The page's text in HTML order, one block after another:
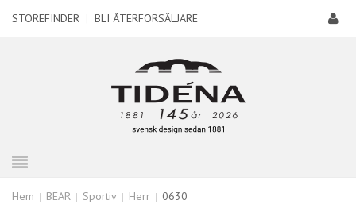
STOREFINDER | BLI ÅTERFÖRSÄLJARE
Hem BEAR Sportiv Herr 0630